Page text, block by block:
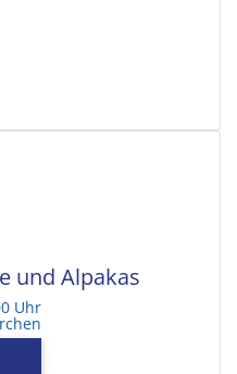
und Alpakas
Uhr